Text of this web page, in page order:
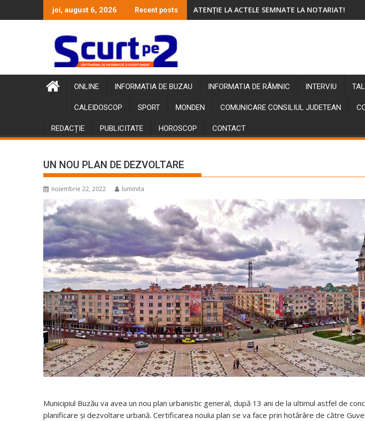
to
joi, august 6, 2026 Recent posts ATENȚIE LA ACTELE SEMNATE LA NOTARIAT!
ONLINE INFORMATIA DE BUZAU INFORMATIA DE RÂMNIC INTERVIU
CALEIDOSCOP SPORT MONDEN COMUNICARE CONSILIUL JUDETEAN
REDACȚIE PUBLICITATE HOROSCOP CONTACT
UN NOU PLAN DE DEZVOLTARE
noiembrie 22, 2022 luminita
Municipiul Buzău va avea un nou plan urbanistic general, după 13 ani de la ultimul astfel de
planificare și dezvoltare urbană. Certificarea noului plan se va face prin hotărâre de către